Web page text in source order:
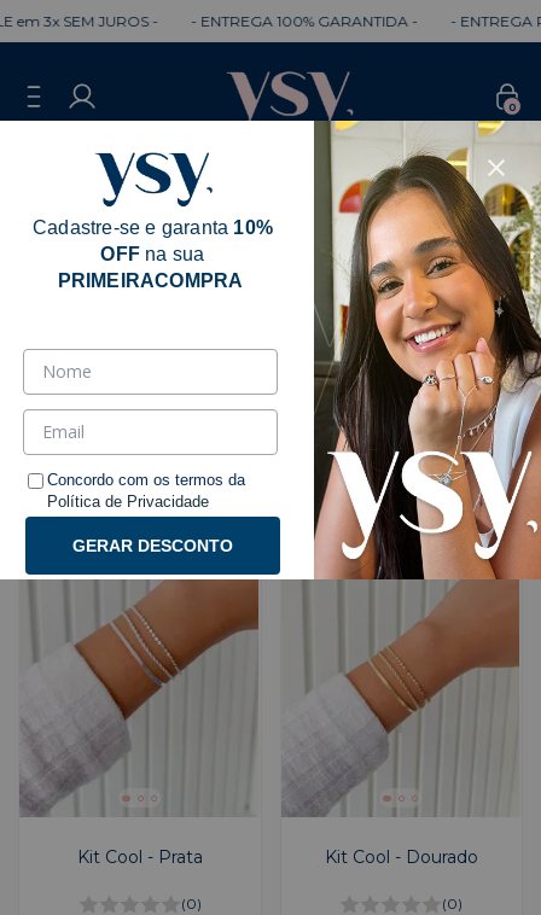
SEM JUROS - - ENTREGA 100% GARANTIDA - - ENTREGA
0
Pulseiras
Filtrar
Kit Cool - Prata
(0)
OFF
Kit Cool - Dourado
(0)
12%
OFF
Cadastre-se e garanta 10%
OFF na sua
PRIMEIRACOMPRA
Concordo com os termos da
Política de Privacidade
GERAR DESCONTO